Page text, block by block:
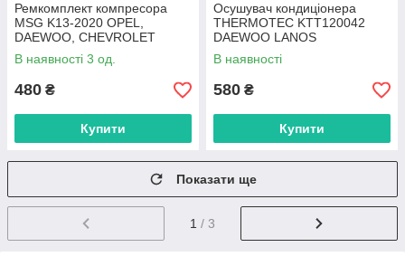
Ремкомплект компресора
MSG K13-2020 OPEL,
DAEWOO, CHEVROLET
В наявності 3 од.
480 ₴
Купити
Осушувач кондиціонера
THERMOTEC KTT120042
DAEWOO LANOS
В наявності
580 ₴
Купити
Показати ще
1 / 3